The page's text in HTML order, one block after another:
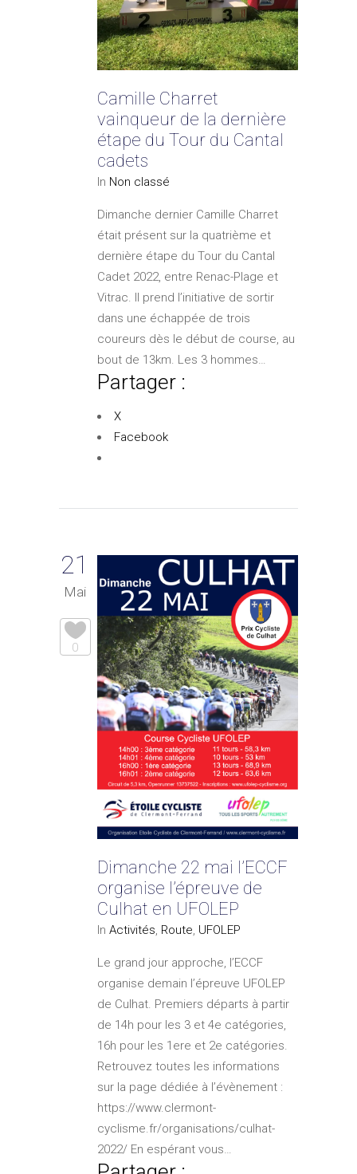
Camille Charret
vainqueur de la dernière
étape du Tour du Cantal
cadets
In Non classé
Dimanche dernier Camille Charret
était présent sur la quatrième et
dernière étape du Tour du Cantal
Cadet 2022, entre Renac-Plage et
Vitrac. Il prend l’initiative de sortir
dans une échappée de trois
coureurs dès le début de course, au
bout de 13km. Les 3 hommes…
Partager :
X
Facebook
21
Mai
0
Dimanche 22 mai l’ECCF
organise l’épreuve de
Culhat en UFOLEP
In Activités, Route, UFOLEP
Le grand jour approche, l’ECCF
organise demain l’épreuve UFOLEP
de Culhat. Premiers départs à partir
de 14h pour les 3 et 4e catégories,
16h pour les 1ere et 2e catégories.
Retrouvez toutes les informations
sur la page dédiée à l’évènement :
https://www.clermont-
cyclisme.fr/organisations/culhat-
2022/ En espérant vous…